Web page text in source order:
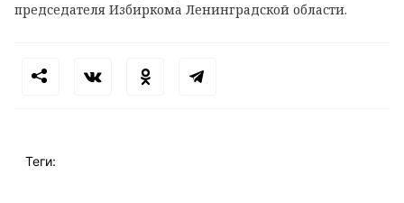
председателя Избиркома Ленинградской области.
Теги: